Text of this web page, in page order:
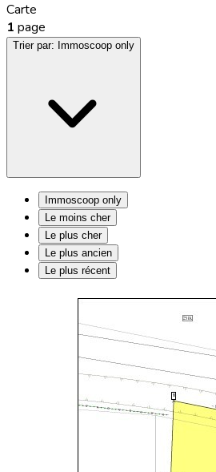
Carte
1 page
Trier par: Immoscoop only
Immoscoop only
Le moins cher
Le plus cher
Le plus ancien
Le plus récent